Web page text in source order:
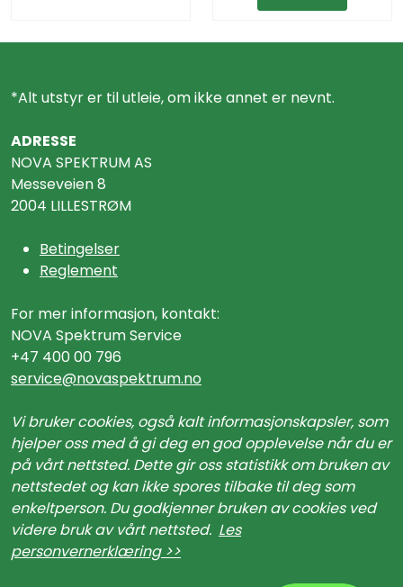
*Alt utstyr er til utleie, om ikke annet er nevnt.
ADRESSE
NOVA SPEKTRUM AS
Messeveien 8
2004 LILLESTRØM
Betingelser
Reglement
For mer informasjon, kontakt:
NOVA Spektrum Service
+47 400 00 796
service@novaspektrum.no
Vi bruker cookies, også kalt informasjonskapsler, som
hjelper oss med å gi deg en god opplevelse når du er
på vårt nettsted. Dette gir oss statistikk om bruken av
nettstedet og kan ikke spores tilbake til deg som
enkeltperson. Du godkjenner bruken av cookies ved
videre bruk av vårt nettsted. Les
personvernerklæring >>